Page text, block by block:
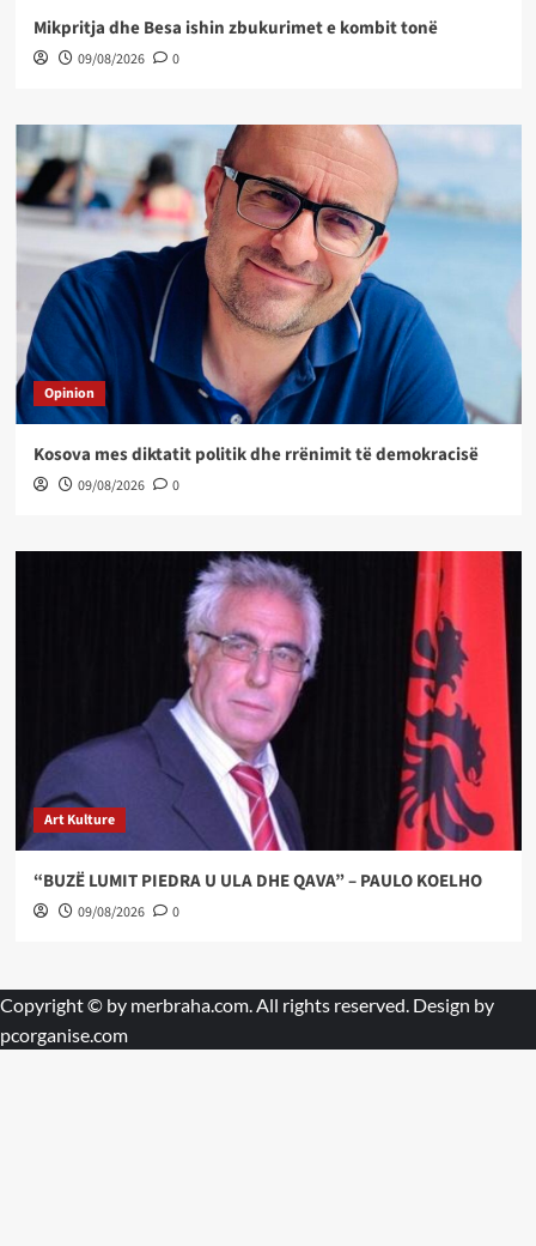
Mikpritja dhe Besa ishin zbukurimet e kombit tonë
09/08/2026 0
Opinion
Kosova mes diktatit politik dhe rrënimit të demokracisë
09/08/2026 0
Art Kulture
“BUZË LUMIT PIEDRA U ULA DHE QAVA” – PAULO KOELHO
09/08/2026 0
Copyright © by merbraha.com. All rights reserved. Design by
pcorganise.com